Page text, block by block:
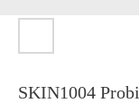
SKIN1004